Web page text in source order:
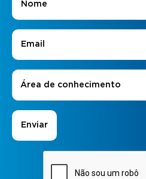
E-mail
Áreas de Interesse
Área de conhecimento